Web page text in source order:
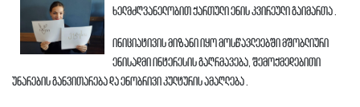
ხელმძღვანელობით ქართული ენის კვირეული გაიმართა .
ინიციატივის მიზანი იყო მოსწავლეებში მშობლიური
ენისადმი ინტერესის გაღრმავება, შემოქმედებითი
უნარების განვითარება და ენობრივი კულტურის ამაღლება .